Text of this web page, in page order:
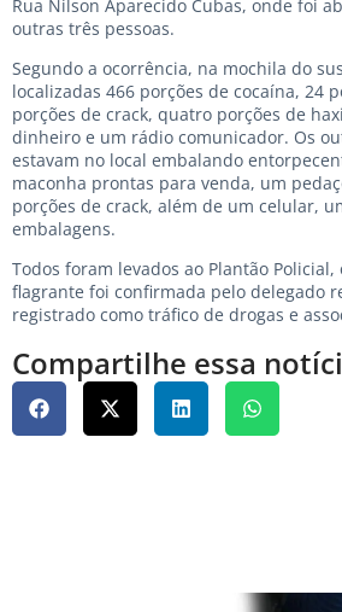
Rua Nilson Aparecido Cubas, onde foi
outras três pessoas.
Segundo a ocorrência, na mochila do
localizadas 466 porções de cocaína, 24
porções de crack, quatro porções de
dinheiro e um rádio comunicador. Os
estavam no local embalando
maconha prontas para venda, um
porções de crack, além de um celular,
embalagens.
Todos foram levados ao Plantão
flagrante foi confirmada pelo delegado
registrado como tráfico de drogas e
Compartilhe essa